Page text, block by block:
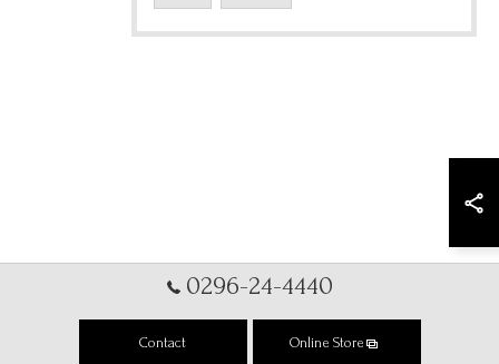
0296-24-4440
Contact Online Store